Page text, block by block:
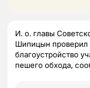
И. о. главы
Шипицын проверил
благоустройство
пешего обхода,